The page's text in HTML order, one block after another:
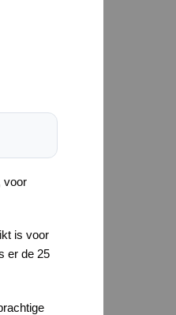
voor
is voor
er de 25